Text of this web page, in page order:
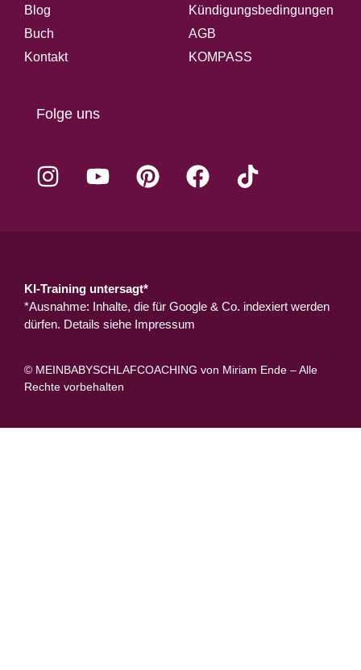
Blog
Buch
Kontakt
Kündigungsbedingungen
AGB
KOMPASS
Folge uns
KI-Training untersagt*
*Ausnahme: Inhalte, die für Google & Co. indexiert werden
dürfen. Details siehe Impressum
© MEINBABYSCHLAFCOACHING von Miriam Ende – Alle
Rechte vorbehalten